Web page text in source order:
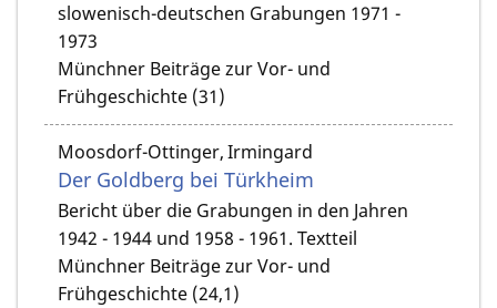
slowenisch-deutschen Grabungen 1971 -
1973
Münchner Beiträge zur Vor- und
Frühgeschichte (31)
Moosdorf-Ottinger, Irmingard
Der Goldberg bei Türkheim
Bericht über die Grabungen in den Jahren
1942 - 1944 und 1958 - 1961. Textteil
Münchner Beiträge zur Vor- und
Frühgeschichte (24,1)